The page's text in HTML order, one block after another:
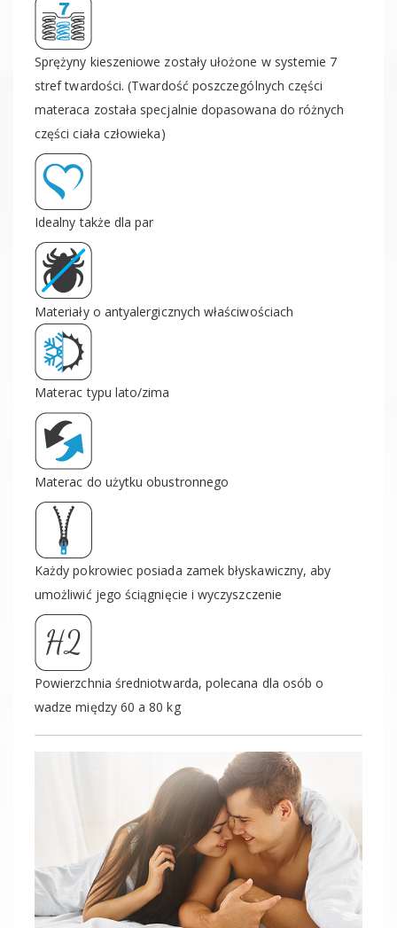
Sprężyny kieszeniowe zostały ułożone w systemie 7
stref twardości. (Twardość poszczególnych części
materaca została specjalnie dopasowana do różnych
części ciała człowieka)
Idealny także dla par
Materiały o antyalergicznych właściwościach
Materac typu lato/zima
Materac do użytku obustronnego
Każdy pokrowiec posiada zamek błyskawiczny, aby
umożliwić jego ściągnięcie i wyczyszczenie
Powierzchnia średniotwarda, polecana dla osób o
wadze między 60 a 80 kg